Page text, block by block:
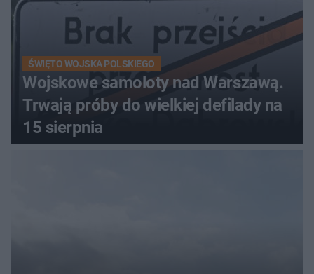
ŚWIĘTO WOJSKA POLSKIEGO
Wojskowe samoloty nad Warszawą.
Trwają próby do wielkiej defilady na
15 sierpnia